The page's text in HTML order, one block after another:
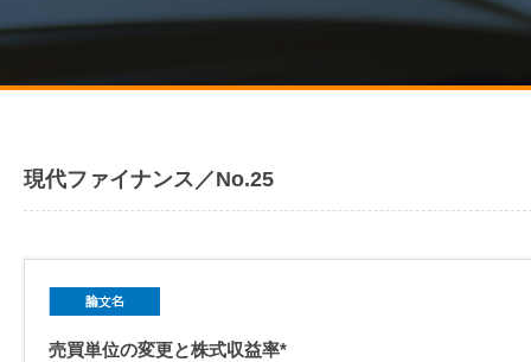
現代ファイナンス／No.25
売買単位の変更と株式収益率*